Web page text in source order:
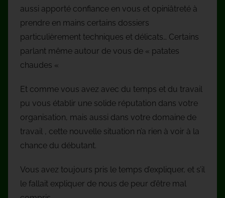
aussi apporté confiance en vous et opiniâtreté à
prendre en mains certains dossiers
particulièrement techniques et délicats… Certains
parlant même autour de vous de « patates
chaudes «
Et comme vous avez avec du temps et du travail
pu vous établir une solide réputation dans votre
organisation, mais aussi dans votre domaine de
travail , cette nouvelle situation n’a rien à voir à la
chance du débutant.
Vous avez toujours pris le temps d’expliquer, et s’il
le fallait expliquer de nous de peur d’être mal